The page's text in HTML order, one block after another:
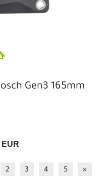
Gen3 165mm
EUR
2 3 4 5
»